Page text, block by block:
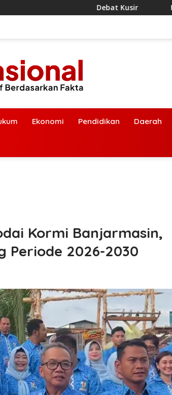
Febrie
Ekonomi Pendidikan Daerah
Kormi Banjarmasin,
Periode 2026-2030